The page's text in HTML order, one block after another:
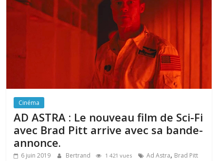
Cinéma
AD ASTRA : Le nouveau film de Sci-Fi
avec Brad Pitt arrive avec sa bande-
annonce.
6 juin 2019 Bertrand 1 421 vues Ad Astra, Brad Pitt